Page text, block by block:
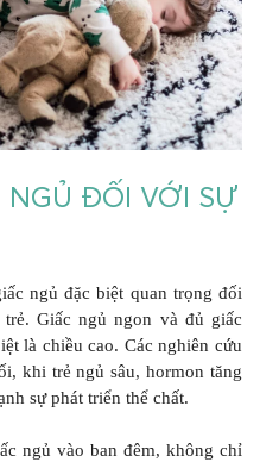
NGỦ ĐỐI VỚI SỰ
ngủ đặc biệt quan trọng đối
Giấc ngủ ngon và đủ giấc
là chiều cao. Các nghiên cứu
khi trẻ ngủ sâu, hormon tăng
sự phát triển thể chất.
ngủ vào ban đêm, không chỉ